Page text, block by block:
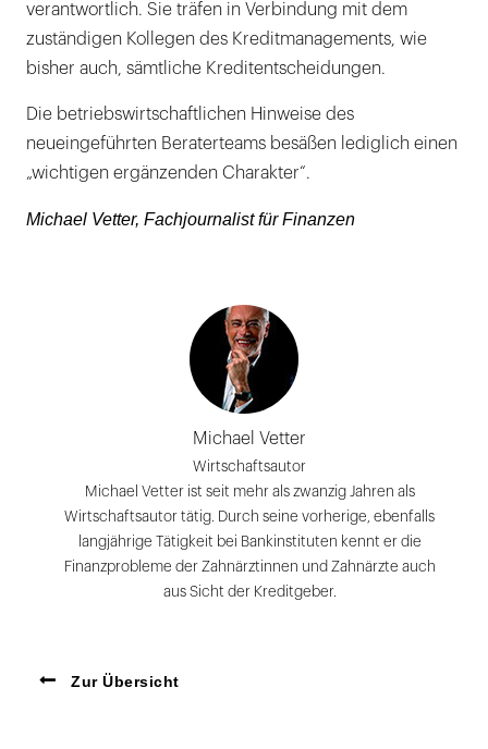
verantwortlich. Sie träfen in Verbindung mit dem
zuständigen Kollegen des Kreditmanagements, wie
bisher auch, sämtliche Kreditentscheidungen.
Die betriebswirtschaftlichen Hinweise des
neueingeführten Beraterteams besäßen lediglich einen
„wichtigen ergänzenden Charakter“.
Michael Vetter, Fachjournalist für Finanzen
Michael Vetter
Wirtschaftsautor
Michael Vetter ist seit mehr als zwanzig Jahren als
Wirtschaftsautor tätig. Durch seine vorherige, ebenfalls
langjährige Tätigkeit bei Bankinstituten kennt er die
Finanzprobleme der Zahnärztinnen und Zahnärzte auch
aus Sicht der Kreditgeber.
Zur Übersicht